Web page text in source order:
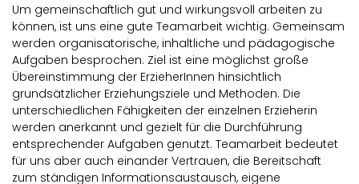
Um gemeinschaftlich gut und wirkungsvoll arbeiten zu
können, ist uns eine gute Teamarbeit wichtig. Gemeinsam
werden organisatorische, inhaltliche und pädagogische
Aufgaben besprochen. Ziel ist eine möglichst große
Übereinstimmung der ErzieherInnen hinsichtlich
grundsätzlicher Erziehungsziele und Methoden. Die
unterschiedlichen Fähigkeiten der einzelnen Erzieherin
werden anerkannt und gezielt für die Durchführung
entsprechender Aufgaben genutzt. Teamarbeit bedeutet
für uns aber auch einander Vertrauen, die Bereitschaft
zum ständigen Informationsaustausch, eigene